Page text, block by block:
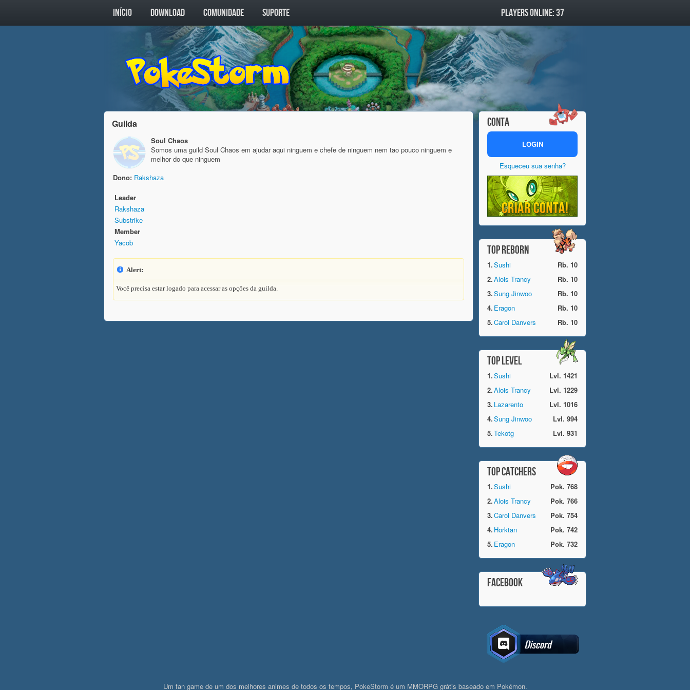
INÍCIO DOWNLOAD COMUNIDADE SUPORTE PLAYERS ONLINE: 37
CONTA
LOGIN
Esqueceu sua senha?
TOP REBORN
1.Sushi
Rb. 10
2.Alois Trancy
Rb. 10
3.Sung Jinwoo
Rb. 10
4. Eragon
Rb. 10
5.Carol Danvers Rb. 10
TOP LEVEL
1.Sushi
Lvl. 1421
2.Alois Trancy
Lvl. 1229
3. Lazarento
Lvl. 1016
4.Sung Jinwoo
Lvl. 994
5.Tekotg Lvl. 931
TOP CATCHERS
1.Sushi
Pok. 768
2.Alois Trancy
Pok. 766
3.Carol Danvers
Pok. 754
4. Horktan
Pok. 742
5. Eragon Pok. 732
FACEBOOK
Guilda
Soul Chaos
Somos uma guild Soul Chaos em ajudar aqui ninguem e chefe de ninguem nem tao pouco ninguem e
melhor do que ninguem
Dono: Rakshaza
Leader
Rakshaza
Substrike
Member
Yacob
Alert:
Você precisa estar logado para acessar as opções da guilda.
Um fan game de um dos melhores animes de todos os tempos, PokeStorm é um MMORPG grátis baseado em Pokémon.